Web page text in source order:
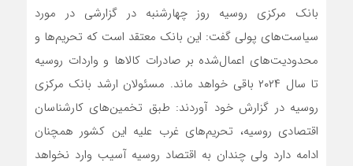
بانک مرکزی روسیه روز چهارشنبه در گزارشی در مورد
سیاست‌های پولی گفت: این بانک معتقد است که تحریم‌ها و
محدودیت‌های اعمال‌شده بر صادرات کالاها و واردات روسیه
تا سال ۲۰۲۴ باقی خواهد ماند. مسئولان ارشد بانک مرکزی
روسیه در گزارش خود آوردند: طبق تخمین‌‌‌های کارشناسان
اقتصادی روسیه، تحریم‌‌‌های غرب علیه این کشور همچنان
ادامه دارد ولی چندان به اقتصاد روسیه آسیب وارد نخواهد